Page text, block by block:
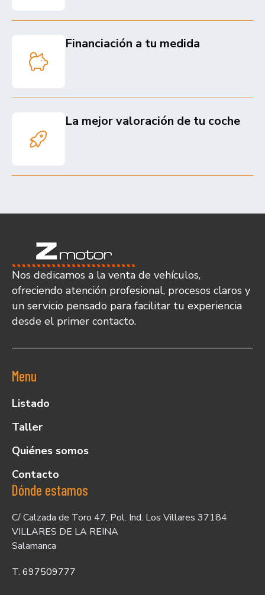
Financiación a tu medida
La mejor valoración de tu coche
Nos dedicamos a la venta de vehículos,
ofreciendo atención profesional, procesos claros y
un servicio pensado para facilitar tu experiencia
desde el primer contacto.
Menu
Listado
Taller
Quiénes somos
Contacto
Dónde estamos
C/ Calzada de Toro 47, Pol. Ind. Los Villares 37184
VILLARES DE LA REINA
Salamanca
T. 697509777